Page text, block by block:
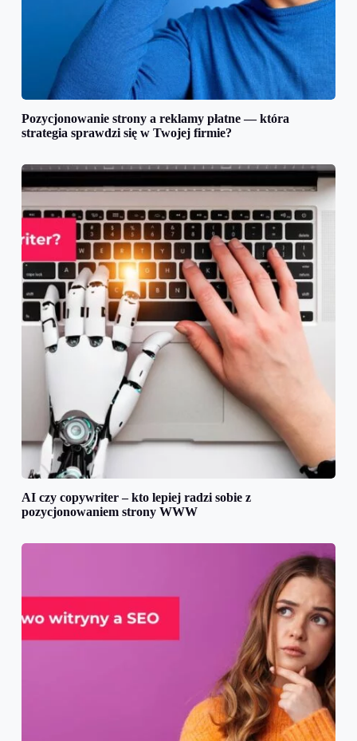
Pozycjonowanie strony a reklamy płatne — która
strategia sprawdzi się w Twojej firmie?
AI czy copywriter – kto lepiej radzi sobie z
pozycjonowaniem strony WWW